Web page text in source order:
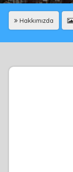
Hakkımızda